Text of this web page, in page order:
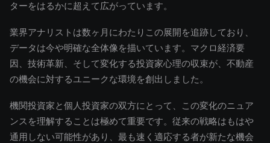
ターをはるかに超えて広がっています。
業界アナリストは数ヶ月にわたりこの展開を追跡しており、
データは今や明確な全体像を描いています。マクロ経済要
因、技術革新、そして変化する投資家心理の収束が、不動産
の機会に対するユニークな環境を創出しました。
機関投資家と個人投資家の双方にとって、この変化のニュア
ンスを理解することは極めて重要です。従来の戦略はもはや
通用しない可能性があり、最も速く適応する者が新たな機会